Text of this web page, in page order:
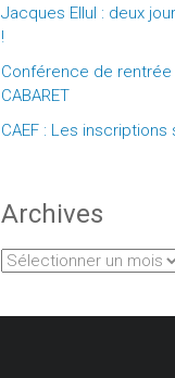
Jacques Ellul : deux
!
Conférence de rentrée
CABARET
CAEF : Les
Archives
Archives